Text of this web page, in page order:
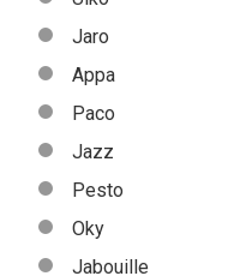
Jaro
Appa
Paco
Jazz
Pesto
Oky
Jabouille